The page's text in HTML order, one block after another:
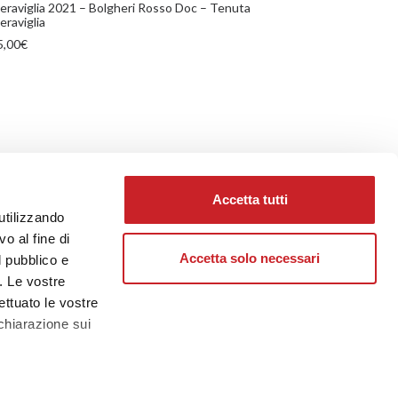
al fine di
pubblico e
Le vostre
le vostre
sui
Accetta tutti
Accetta solo necessari
2021 – Bolgheri Rosso Doc – Tenuta
€
PROSSIMO